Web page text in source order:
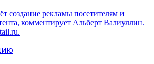
создание рекламы посетителям и
комментирует Альберт Валиуллин.